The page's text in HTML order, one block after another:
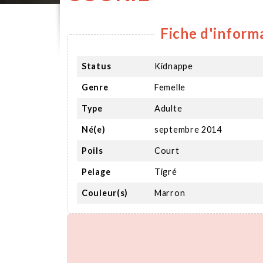
Fiche
Status Kidnappe
Genre Femelle
Type Adulte
Né(e) septembre 2014
Poils Court
Pelage Tigré
Couleur(s) Marron